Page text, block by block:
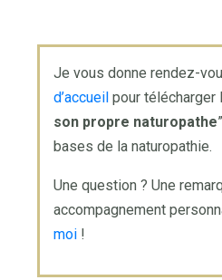
Je vous donne rendez-
d’accueil pour télécharger
son propre naturopathe
bases de la naturopathie.
Une question ? Une
accompagnement
moi !